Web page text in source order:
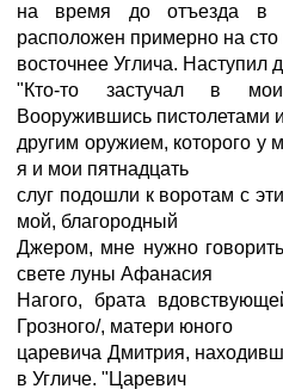
на время до отъезда в
расположен примерно на сто
восточнее Углича. Hаступил
"Кто-то застучал в
Вооружившись пистолетами и
другим оружием, которого у
я и мои пятнадцать
слуг подошли к воротам с
мой, благородный
Джером, мне нужно
свете луны Афанасия
Hагого, брата
Грозного/, матери юного
царевича Дмитрия,
в Угличе. "Царевич